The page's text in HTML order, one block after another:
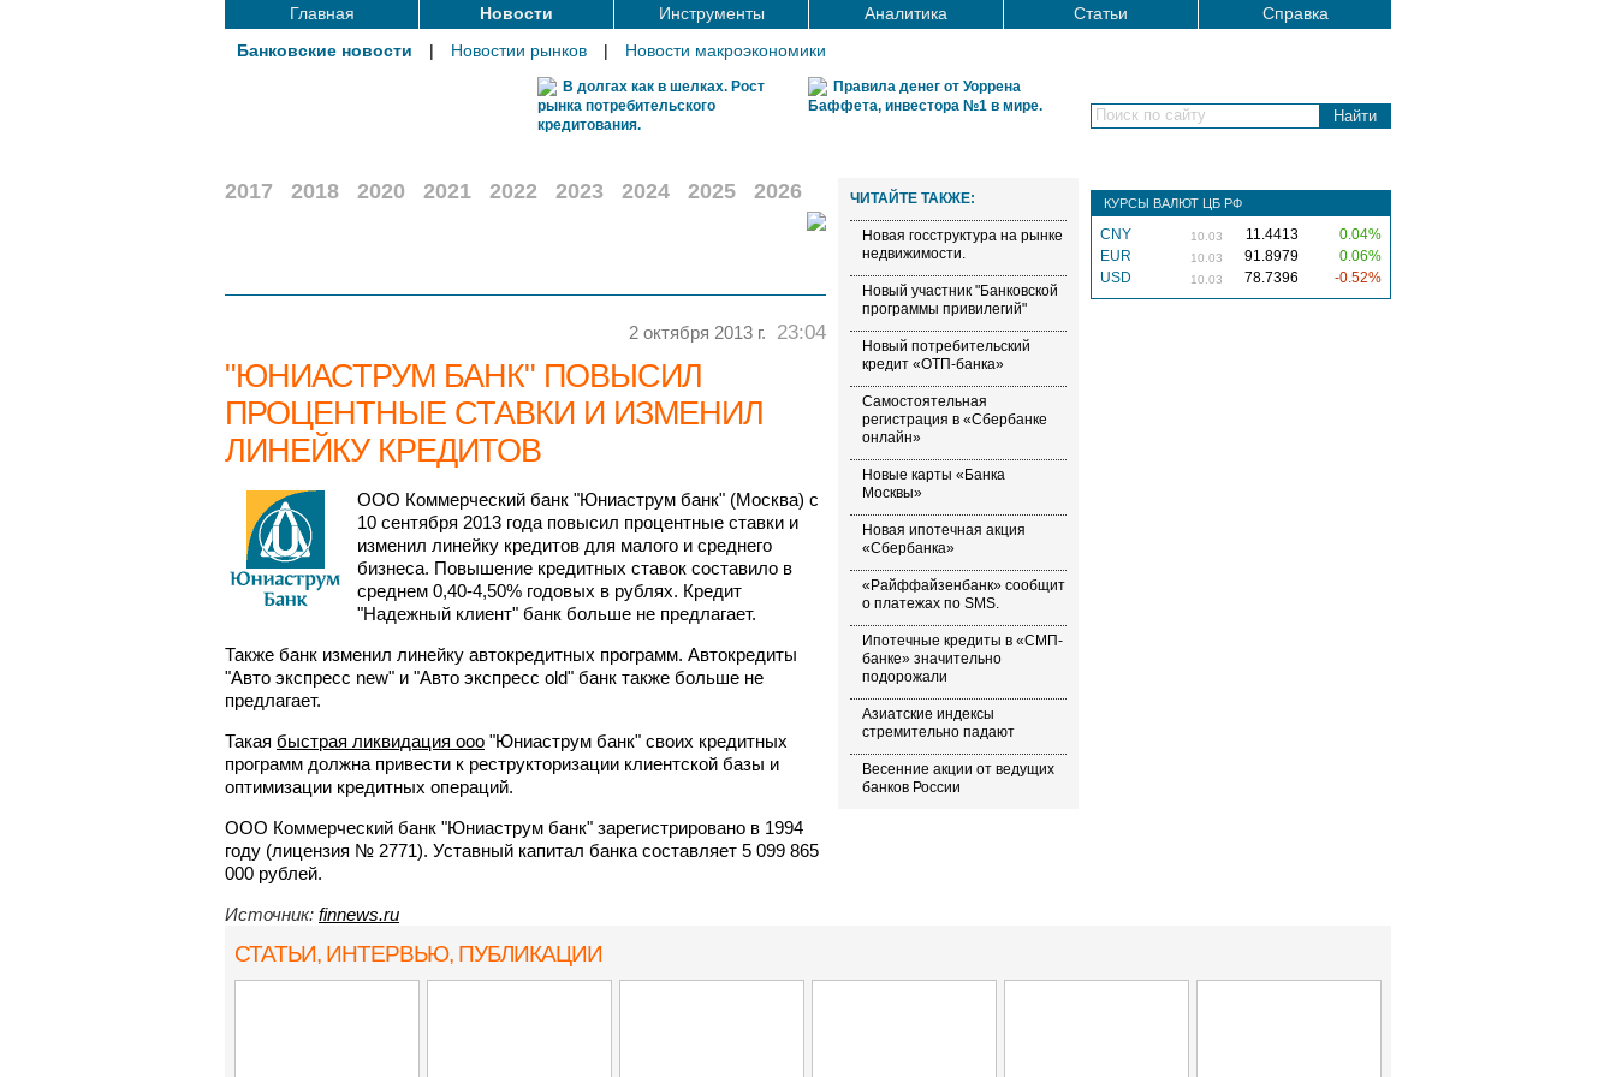
Главная Новости Инструменты Аналитика Статьи
Справка
Банковские новости
| Новостии рынков | Новости макроэкономики
Поиск по сайту
В долгах как в шелках. Рост
рынка потребительского
кредитования.
Правила денег от Уоррена
Баффета, инвестора №1 в мире.
2017 2018 2020 2021 2022 2023 2024 2025 2026
2 октября 2013 г. 23:04
"ЮНИАСТРУМ БАНК" ПОВЫСИЛ
ПРОЦЕНТНЫЕ СТАВКИ И ИЗМЕНИЛ
ЛИНЕЙКУ КРЕДИТОВ
ООО Коммерческий банк "Юниаструм банк" (Москва) с
10 сентября 2013 года повысил процентные ставки и
изменил линейку кредитов для малого и среднего
бизнеса. Повышение кредитных ставок составило в
среднем 0,40-4,50% годовых в рублях. Кредит
"Надежный клиент" банк больше не предлагает.
Также банк изменил линейку автокредитных программ. Автокредиты
"Авто экспресс new" и "Авто экспресс old" банк также больше не
предлагает.
Такая быстрая ликвидация ооо "Юниаструм банк" своих кредитных
программ должна привести к реструкторизации клиентской базы и
оптимизации кредитных операций.
ООО Коммерческий банк "Юниаструм банк" зарегистрировано в 1994
году (лицензия № 2771). Уставный капитал банка составляет 5 099 865
000 рублей.
Источник: finnews.ru
ЧИТАЙТЕ ТАКЖЕ:
Новая госструктура на рынке
недвижимости.
Новый участник "Банковской
программы привилегий"
Новый потребительский
кредит «ОТП-банка»
Самостоятельная
регистрация в «Сбербанке
онлайн»
Новые карты «Банка
Москвы»
Новая ипотечная акция
«Сбербанка»
«Райффайзенбанк» сообщит
о платежах по SMS.
Ипотечные кредиты в «СМП-
банке» значительно
подорожали
Азиатские индексы
стремительно падают
Весенние акции от ведущих
банков России
КУРСЫ ВАЛЮТ ЦБ РФ
CNY 10.03 11.4413
0.04%
EUR
10.03 91.8979
0.06%
USD
10.03 78.7396 -0.52%
СТАТЬИ, ИНТЕРВЬЮ, ПУБЛИКАЦИИ